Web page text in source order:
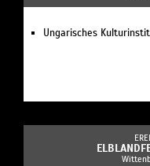
Ungarisches